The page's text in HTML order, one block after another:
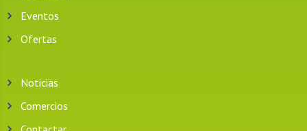
Eventos
Ofertas
Noticias
Comercios